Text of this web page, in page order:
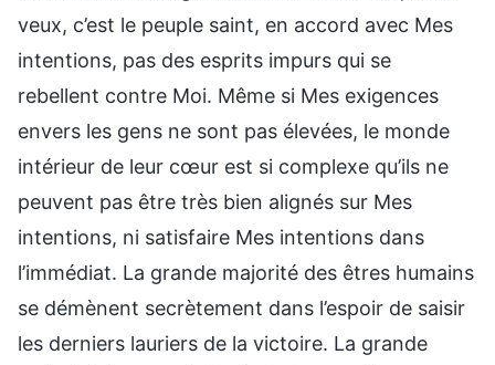
veux, c’est le peuple saint, en accord avec Mes
intentions, pas des esprits impurs qui se
rebellent contre Moi. Même si Mes exigences
envers les gens ne sont pas élevées, le monde
intérieur de leur cœur est si complexe qu’ils ne
peuvent pas être très bien alignés sur Mes
intentions, ni satisfaire Mes intentions dans
l’immédiat. La grande majorité des êtres humains
se démènent secrètement dans l’espoir de saisir
les derniers lauriers de la victoire. La grande